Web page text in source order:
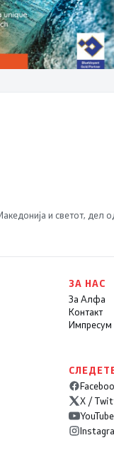
и светот, дел
ЗА НАС
За Алфа
Контакт
Импресум
X /
YouTube